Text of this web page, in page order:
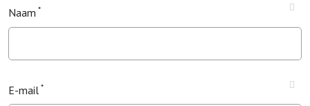
Naam
E-mail